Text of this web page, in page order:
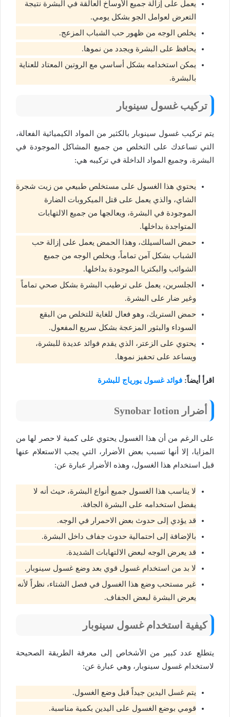
يعمل على إزالة جميع الأوساخ العالقة في البشرة نتيجة
التعرض لعوامل الجو بشكل يومي.
يخلص الوجه من ظهور حب الشباب المزعج.
يحافظ على البشرة ويجدد من نموها.
يمكن استخدامه بشكل أساسي مع الروتين المعتاد للعناية
بالبشرة.
تركيب غسول سينوبار
يتم تركيب غسول سينوبار بالكثير من المواد الكيميائية الفعالة،
التي تساعدك على التخلص من جميع المشاكل الموجودة في
البشرة، وجميع المواد الداخلة في تركيبه هي:
يحتوي هذا الغسول على مستخلص طبيعي من زيت شجرة
الشاي، والذي يعمل على قتل الميكروبات الضارة
الموجودة في البشرة، ويعالجها من جميع الالتهابات
المتواجدة بداخلها.
حمض السالسيلك، وهذا الحمض يعمل على إزالة حب
الشباب بشكل آمن تماماً، ويخلص الوجه من جميع
الشوائب والبكتريا الموجودة بداخلها.
الجلسرين، يعمل على ترطيب البشرة بشكل صحي تماماً
وغير ضار على البشرة.
حمض الستريك، وهو فعال للغاية للتخلص من البقع
السوداء والبثور المزعجة بشكل سريع المفعول.
يحتوي على الزعتر، الذي يقدم فوائد عديدة للبشرة،
ويساعد على تحفيز نموها.
اقرأ أيضاً: فوائد غسول يورياج للبشرة
أضرار Synobar lotion
على الرغم من أن هذا الغسول يحتوي على كمية لا حصر لها من
المزايا، إلا أنها تسبب بعض الأضرار، التي يجب الاستعلام عنها
قبل استخدام هذا الغسول، وهذه الأضرار عبارة عن:
لا يناسب هذا الغسول جميع أنواع البشرة، حيث أنه لا
يفضل استخدامه على البشرة الجافة.
قد يؤدي إلى حدوث بعض الاحمرار في الوجه.
بالإضافة إلى احتمالية حدوث جفاف داخل البشرة.
قد يعرض الوجه لبعض الالتهابات الشديدة.
لا بد من استخدام غسول قوي بعد وضع غسول سينوبار.
غير مستحب وضع هذا الغسول في فصل الشتاء، نظراً لأنه
يعرض البشرة لبعض الجفاف.
كيفية استخدام غسول سينوبار
يتطلع عدد كبير من الأشخاص إلى معرفة الطريقة الصحيحة
لاستخدام غسول سينوبار، وهي عبارة عن:
يتم غسل اليدين جيداً قبل وضع الغسول.
قومي بوضع الغسول على اليدين بكمية مناسبة.